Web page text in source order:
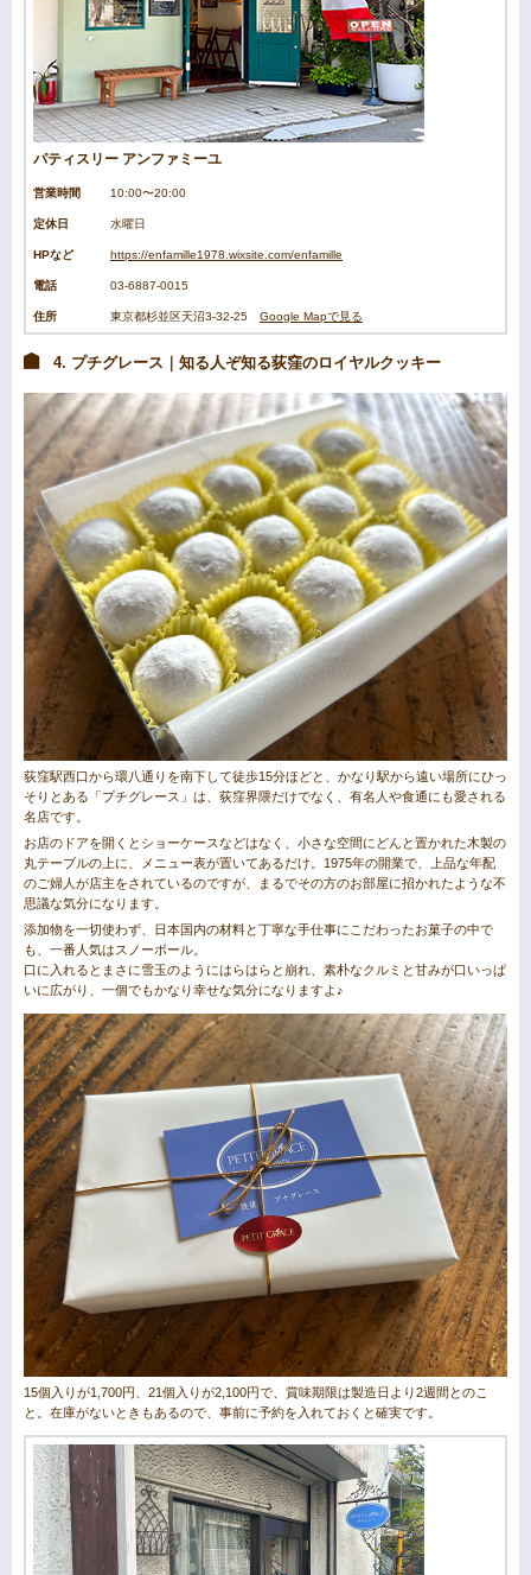
パティスリー アンファミーユ
営業時間 10:00〜20:00
定休日 水曜日
HPなど https://enfamille1978.wixsite.com/enfamille
電話 03-6887-0015
住所 東京都杉並区天沼3-32-25 Google Mapで見る
4. プチグレース｜知る人ぞ知る荻窪のロイヤルクッキー
荻窪駅西口から環八通りを南下して徒歩15分ほどと、かなり駅から遠い場所にひっ
そりとある「プチグレース」は、荻窪界隈だけでなく、有名人や食通にも愛される
名店です。
お店のドアを開くとショーケースなどはなく、小さな空間にどんと置かれた木製の
丸テーブルの上に、メニュー表が置いてあるだけ。1975年の開業で、上品な年配
のご婦人が店主をされているのですが、まるでその方のお部屋に招かれたような不
思議な気分になります。
添加物を一切使わず、日本国内の材料と丁寧な手仕事にこだわったお菓子の中で
も、一番人気はスノーボール。
口に入れるとまさに雪玉のようにはらはらと崩れ、素朴なクルミと甘みが口いっぱ
いに広がり、一個でもかなり幸せな気分になりますよ♪
15個入りが1,700円、21個入りが2,100円で、賞味期限は製造日より2週間とのこ
と。在庫がないときもあるので、事前に予約を入れておくと確実です。